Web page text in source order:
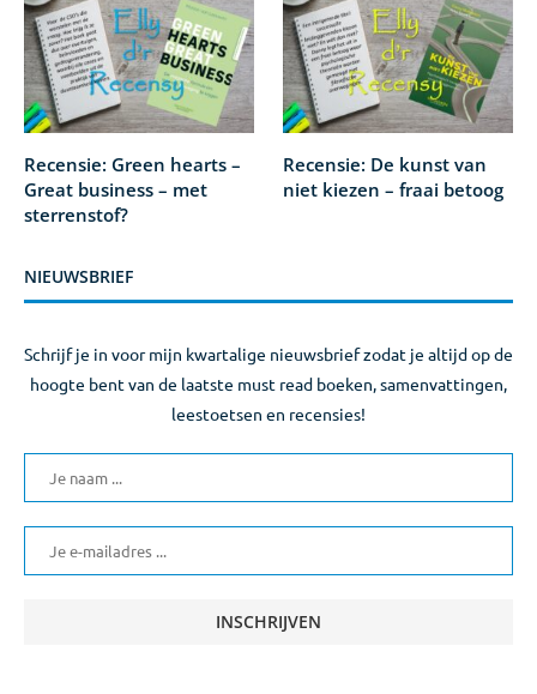
Recensie: Green hearts –
Great business – met
sterrenstof?
Recensie: De kunst van
niet kiezen – fraai betoog
NIEUWSBRIEF
Schrijf je in voor mijn kwartalige nieuwsbrief zodat je altijd op de
hoogte bent van de laatste must read boeken, samenvattingen,
leestoetsen en recensies!